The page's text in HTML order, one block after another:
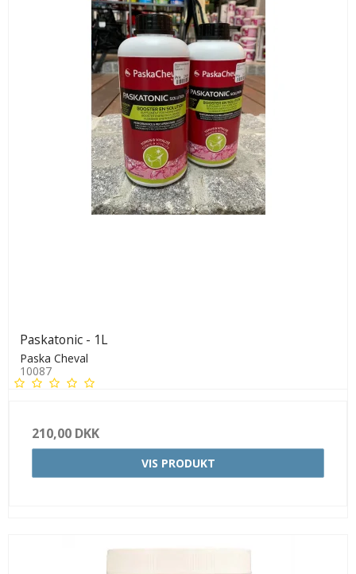
Paskatonic - 1L
Paska Cheval
10087
210,00 DKK
VIS PRODUKT